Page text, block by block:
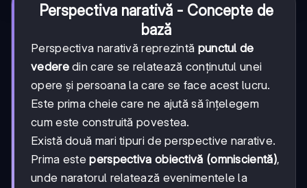
Perspectiva narativă - Concepte de
bază
Perspectiva narativă reprezintă punctul de
vederedin care se relatează conținutul unei
opere și persoana la care se face acest lucru.
Este prima cheie care ne ajută să înțelegem
cum este construită povestea.
Există două mari tipuri de perspective narative.
Prima esteperspectiva obiectivă (omniscientă),
unde naratorul relatează evenimentele la